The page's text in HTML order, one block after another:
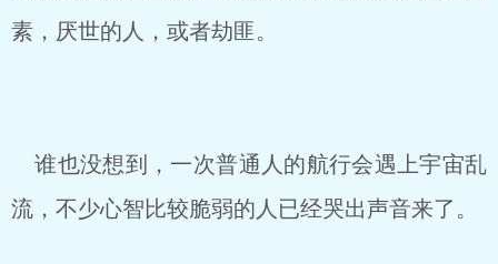
素，厌世的人，或者劫匪。
谁也没想到，一次普通人的航行会遇上宇宙乱
流，不少心智比较脆弱的人已经哭出声音来了。